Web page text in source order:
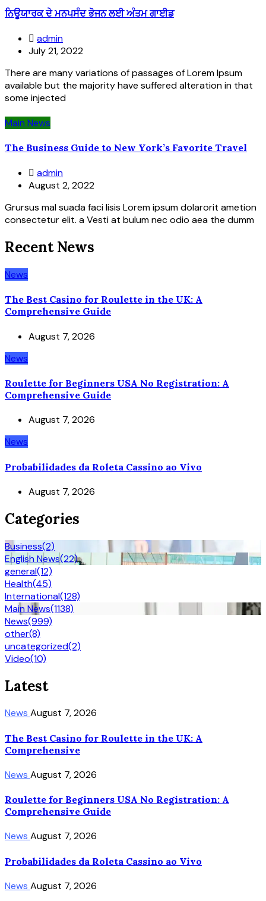
ਨਿਊਯਾਰਕ ਦੇ ਮਨਪਸੰਦ ਭੋਜਨ ਲਈ ਅੰਤਮ ਗਾਈਡ
admin
July 21, 2022
There are many variations of passages of Lorem Ipsum
available but the majority have suffered alteration in that
some injected
Main News
The Business Guide to New York’s Favorite Travel
admin
August 2, 2022
Grursus mal suada faci lisis Lorem ipsum dolarorit ametion
consectetur elit. a Vesti at bulum nec odio aea the dumm
Recent News
News
The Best Casino for Roulette in the UK: A
Comprehensive Guide
August 7, 2026
News
Roulette for Beginners USA No Registration: A
Comprehensive Guide
August 7, 2026
News
Probabilidades da Roleta Cassino ao Vivo
August 7, 2026
Categories
Business(2)
English News(22)
general(12)
Health(45)
International(128)
Main News(1138)
News(999)
other(8)
uncategorized(2)
Video(10)
Latest
News August 7, 2026
The Best Casino for Roulette in the UK: A
Comprehensive
News August 7, 2026
Roulette for Beginners USA No Registration: A
Comprehensive Guide
News August 7, 2026
Probabilidades da Roleta Cassino ao Vivo
News August 7, 2026